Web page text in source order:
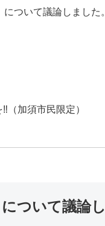
ついて議論しました。
（加須市民限定）
ついて議論し